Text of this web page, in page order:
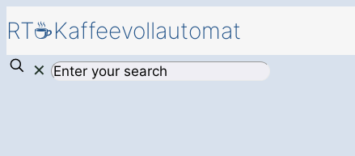
RT☕Kaffeevollautomat
✕